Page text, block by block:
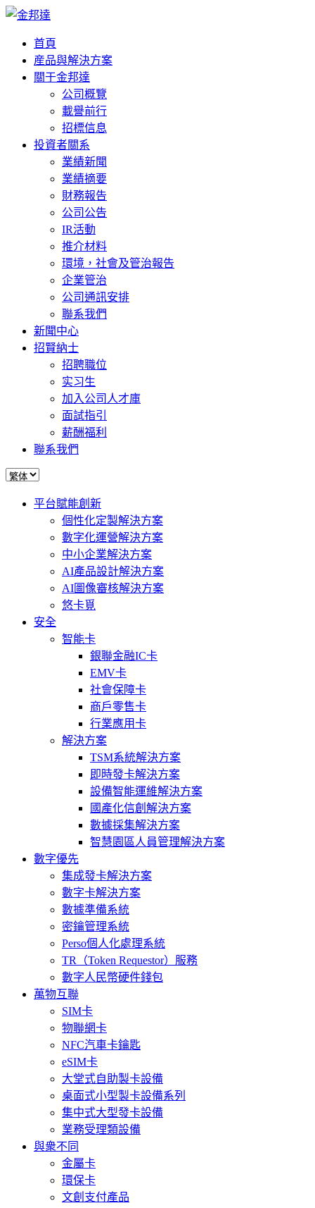
首頁
産品與解決方案
關于金邦達
公司概覽
載譽前行
招標信息
投資者關系
業績新聞
業績摘要
財務報告
公司公告
IR活動
推介材料
環境，社會及管治報告
企業管治
公司通訊安排
聯系我們
新聞中心
招賢納士
招聘職位
实习生
加入公司人才庫
面試指引
薪酬福利
聯系我們
平台賦能創新
個性化定製解決方案
數字化運營解決方案
中小企業解決方案
AI產品設計解決方案
AI圖像審核解決方案
悠卡覓
安全
智能卡
銀聯金融IC卡
EMV卡
社會保障卡
商戶零售卡
行業應用卡
解決方案
TSM系統解決方案
即時發卡解決方案
設備智能運維解決方案
國產化信創解決方案
數據採集解決方案
智慧園區人員管理解決方案
數字優先
集成發卡解決方案
數字卡解決方案
數據準備系統
密鑰管理系統
Perso個人化處理系統
TR（Token Requestor）服務
數字人民幣硬件錢包
萬物互聯
SIM卡
物聯網卡
NFC汽車卡鑰匙
eSIM卡
大堂式自助製卡設備
桌面式小型製卡設備系列
集中式大型發卡設備
業務受理類設備
與衆不同
金屬卡
環保卡
文創支付產品